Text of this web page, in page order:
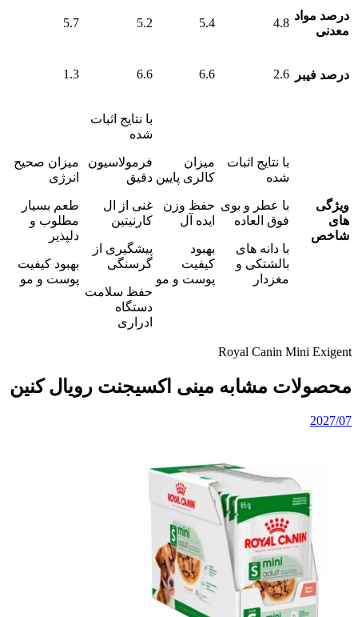
درصد مواد
معدنی
4.8
5.4
5.2
5.7
درصد فیبر 2.6
6.6
6.6
1.3
ویژگی
های
شاخص
با نتایج اثبات
شده
با عطر و بوی
فوق العاده
با دانه های
بالشتکی و
مغزدار
میزان
کالری پایین
حفظ وزن
ایده آل
بهبود
کیفیت
پوست و مو
با نتایج اثبات
شده
فرمولاسیون
دقیق
غنی از ال
کارنیتین
پیشگیری از
گرسنگی
حفظ سلامت
دستگاه
ادراری
میزان صحیح
انرژی
طعم بسیار
مطلوب و
دلپذیر
بهبود کیفیت
پوست و مو
Royal Canin Mini Exigent
محصولات مشابه مینی اکسیجنت رویال کنین
2027/07